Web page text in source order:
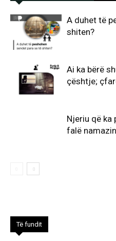
A duhet të
shiten?
Ai ka bërë
çështje;
Njeriu që ka
falë
Të fundit